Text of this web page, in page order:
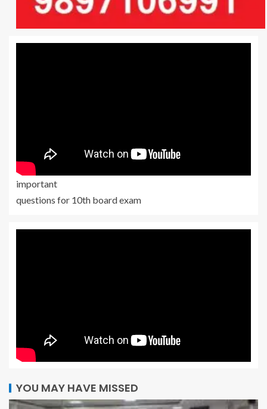
important
questions for 10th board exam
YOU MAY HAVE MISSED